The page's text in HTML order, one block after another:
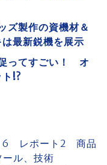
製作の資機材＆
最新鋭機を展示
ってすごい！ オ
!?
レポート2 商品
ル、技術